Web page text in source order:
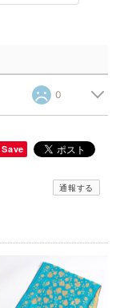
0
Save
通報する